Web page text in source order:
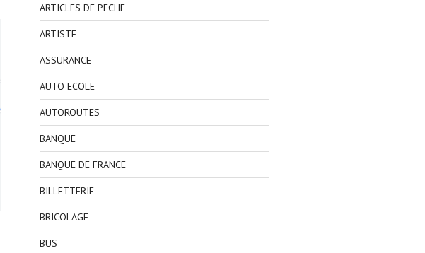
ARTICLES DE PECHE
ARTISTE
ASSURANCE
AUTO ECOLE
AUTOROUTES
BANQUE
BANQUE DE FRANCE
BILLETTERIE
BRICOLAGE
BUS